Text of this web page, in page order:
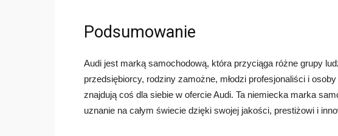
Podsumowanie
Audi jest marką samochodową, która przyciąga różne grupy
przedsiębiorcy, rodziny zamożne, młodzi profesjonaliści i
znajdują coś dla siebie w ofercie Audi. Ta niemiecka marka
uznanie na całym świecie dzięki swojej jakości, prestiżowi i